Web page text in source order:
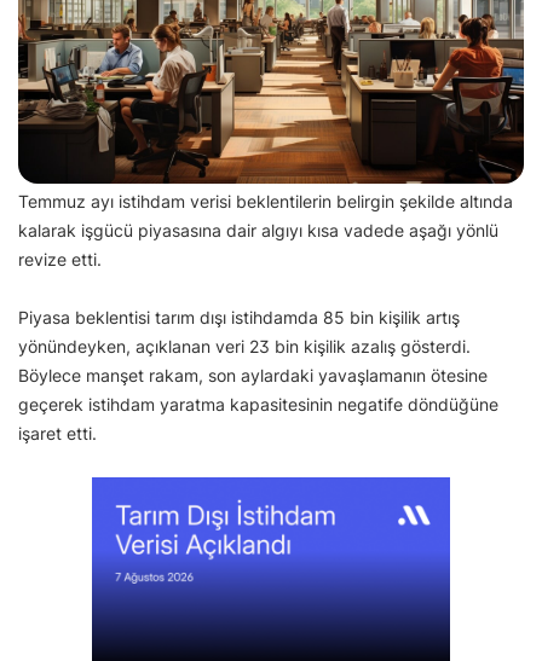
Temmuz ayı istihdam verisi beklentilerin belirgin şekilde altında
kalarak işgücü piyasasına dair algıyı kısa vadede aşağı yönlü
revize etti.
Piyasa beklentisi tarım dışı istihdamda 85 bin kişilik artış
yönündeyken, açıklanan veri 23 bin kişilik azalış gösterdi.
Böylece manşet rakam, son aylardaki yavaşlamanın ötesine
geçerek istihdam yaratma kapasitesinin negatife döndüğüne
işaret etti.